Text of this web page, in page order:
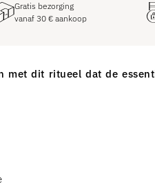
Gratis bezorging
vanaf30€ aankoop
dit ritueel dat de